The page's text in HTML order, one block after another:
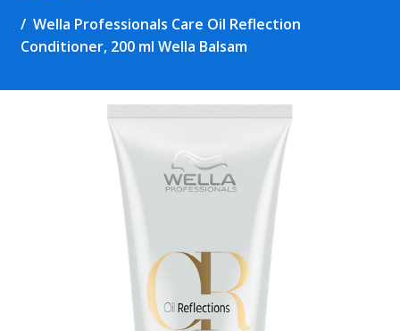
Wella Professionals Care Oil Reflection
Conditioner, 200 ml Wella Balsam